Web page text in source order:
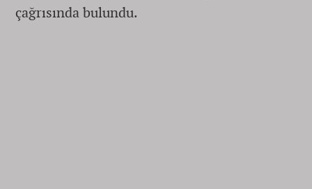
çağrısında bulundu.